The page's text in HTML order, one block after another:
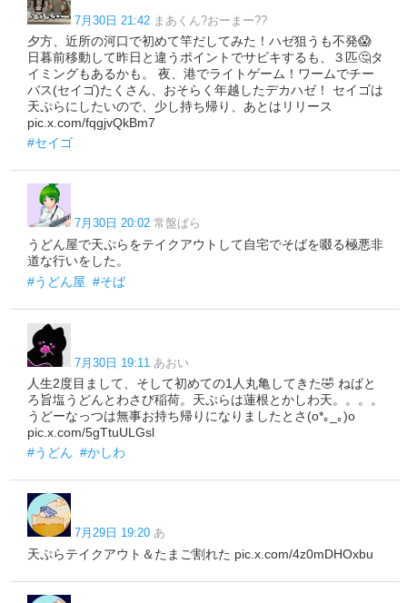
7月30日 21:42 まあくん?おーまー??
夕方、近所の河口で初めて竿だしてみた！ハゼ狙うも不発😱
日暮前移動して昨日と違うポイントでサビキするも、３匹🤔タ
イミングもあるかも。 夜、港でライトゲーム！ワームでチー
バス(セイゴ)たくさん、おそらく年越したデカハゼ！ セイゴは
天ぷらにしたいので、少し持ち帰り、あとはリリース
pic.x.com/fqgjvQkBm7
#セイゴ
7月30日 20:02 常盤ぱら
うどん屋で天ぷらをテイクアウトして自宅でそばを啜る極悪非
道な行いをした。
#うどん屋 #そば
7月30日 19:11 あおい
人生2度目まして、そして初めての1人丸亀してきた🤣 ねばと
ろ旨塩うどんとわさび稲荷。天ぷらは蓮根とかしわ天。。。。
うどーなっつは無事お持ち帰りになりましたとさ(o*｡_｡)o
pic.x.com/5gTtuULGsl
#うどん #かしわ
7月29日 19:20 あ
天ぷらテイクアウト＆たまご割れた pic.x.com/4z0mDHOxbu